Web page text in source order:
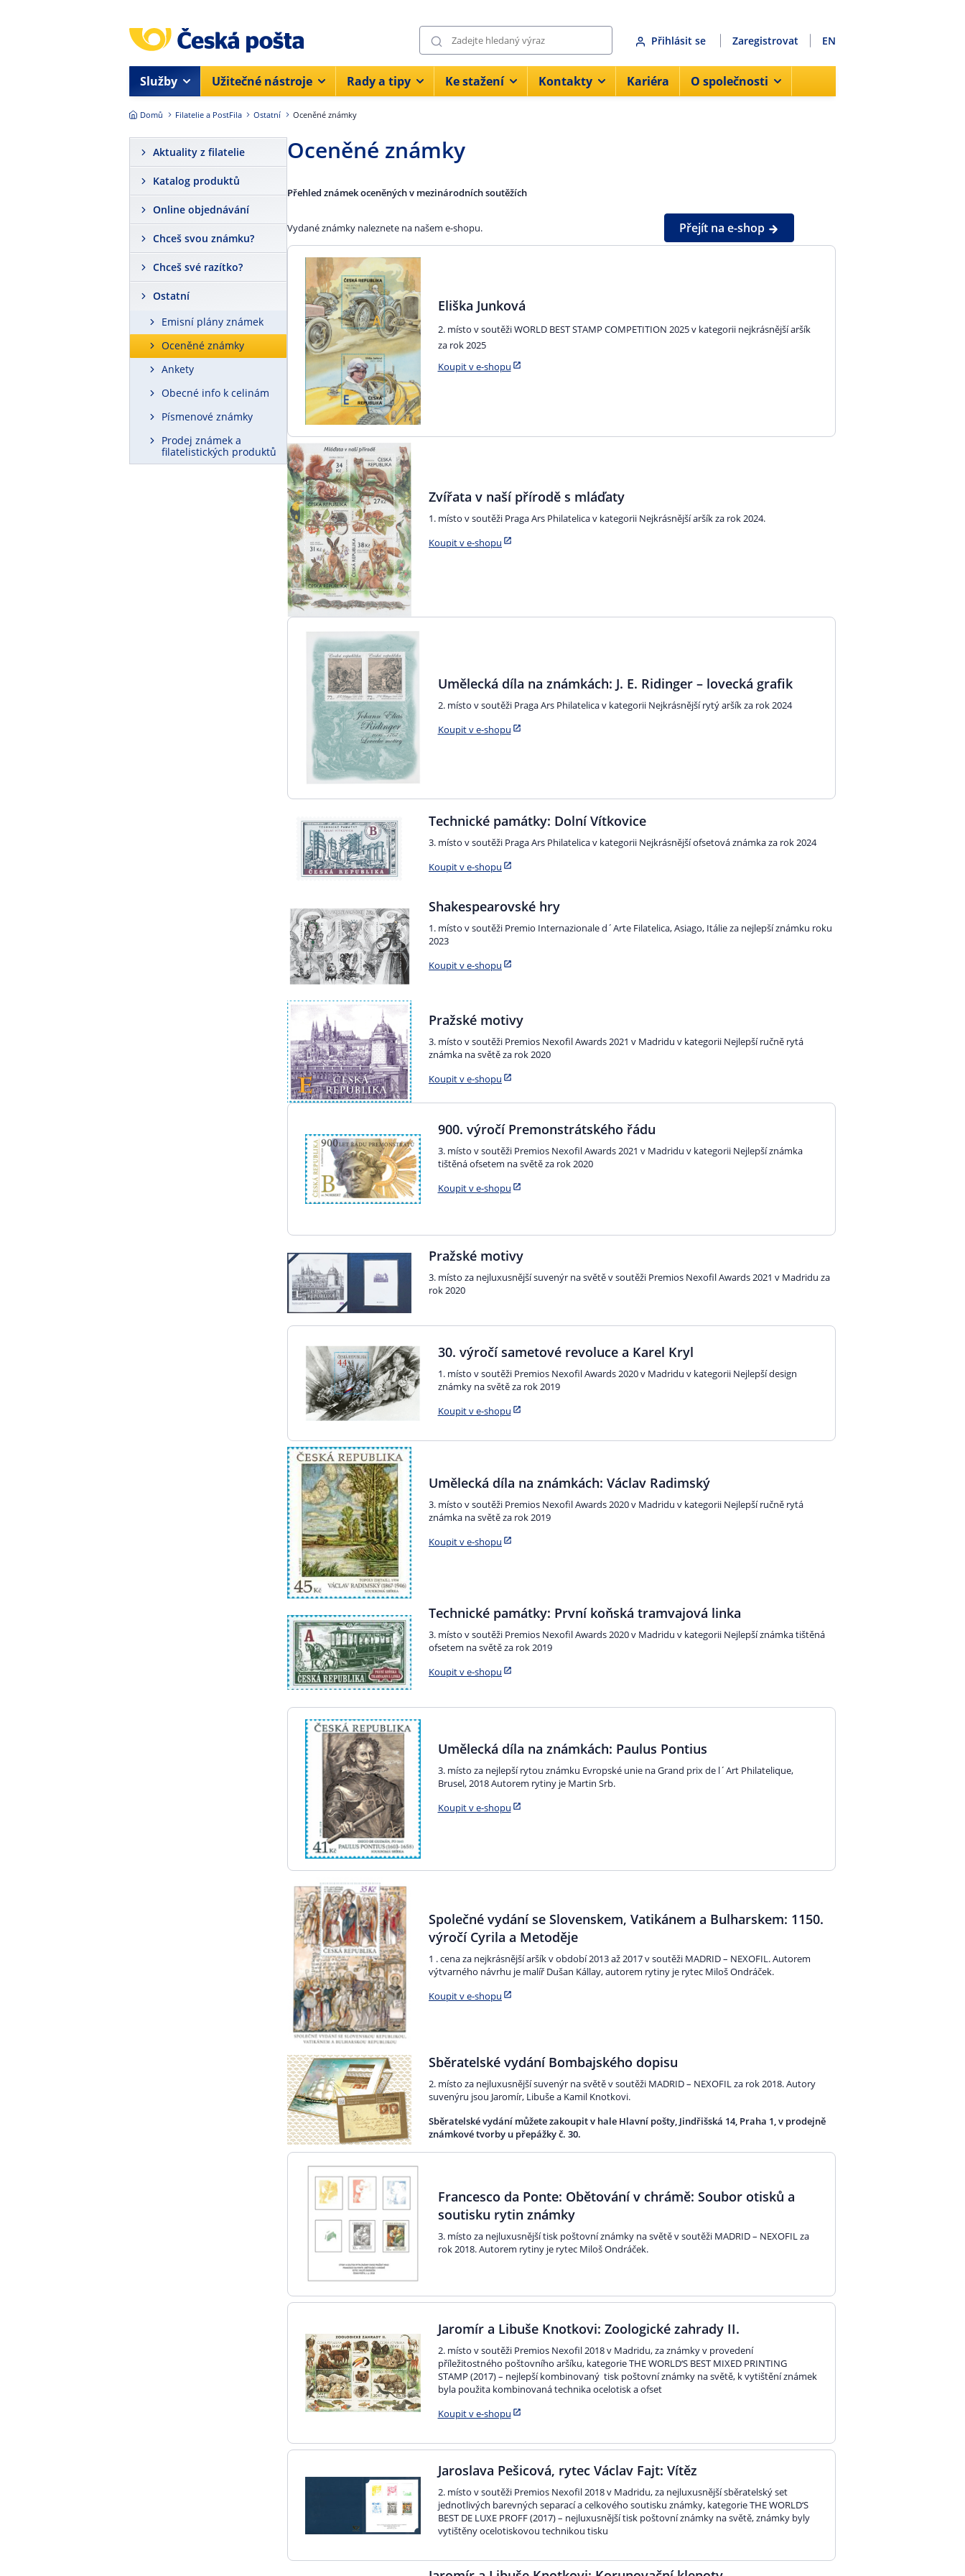
Přihlásit se Zaregistrovat EN
Služby Užitečné nástroje Rady a tipy Ke stažení Kontakty Kariéra O společnosti
Domů Filatelie a PostFila Ostatní Oceněné známky
Aktuality z filatelie
Katalog produktů
Online objednávání
Chceš svou známku?
Chceš své razítko?
Ostatní
Emisní plány známek
Oceněné známky
Ankety
Obecné info k celinám
Písmenové známky
Prodej známek a
filatelistických produktů
Oceněné známky
Přehled známek oceněných v mezinárodních soutěžích
Vydané známky naleznete na našem e-shopu. Přejít na e-shop
Eliška Junková
2. místo v soutěži WORLD BEST STAMP COMPETITION 2025 v kategorii nejkrásnější aršík
za rok 2025
Koupit v e-shopu
Zvířata v naší přírodě s mláďaty
1. místo v soutěži Praga Ars Philatelica v kategorii Nejkrásnější aršík za rok 2024.
Koupit v e-shopu
Umělecká díla na známkách: J. E. Ridinger – lovecká grafik
2. místo v soutěži Praga Ars Philatelica v kategorii Nejkrásnější rytý aršík za rok 2024
Koupit v e-shopu
Technické památky: Dolní Vítkovice
3. místo v soutěži Praga Ars Philatelica v kategorii Nejkrásnější ofsetová známka za rok 2024
Koupit v e-shopu
Shakespearovské hry
1. místo v soutěži Premio Internazionale d´Arte Filatelica, Asiago, Itálie za nejlepší známku roku
2023
Koupit v e-shopu
Pražské motivy
3. místo v soutěži Premios Nexofil Awards 2021 v Madridu v kategorii Nejlepší ručně rytá
známka na světě za rok 2020
Koupit v e-shopu
900. výročí Premonstrátského řádu
3. místo v soutěži Premios Nexofil Awards 2021 v Madridu v kategorii Nejlepší známka
tištěná ofsetem na světě za rok 2020
Koupit v e-shopu
Pražské motivy
3. místo za nejluxusnější suvenýr na světě v soutěži Premios Nexofil Awards 2021 v Madridu za
rok 2020
30. výročí sametové revoluce a Karel Kryl
1. místo v soutěži Premios Nexofil Awards 2020 v Madridu v kategorii Nejlepší design
známky na světě za rok 2019
Koupit v e-shopu
Umělecká díla na známkách: Václav Radimský
3. místo v soutěži Premios Nexofil Awards 2020 v Madridu v kategorii Nejlepší ručně rytá
známka na světě za rok 2019
Koupit v e-shopu
Technické památky: První koňská tramvajová linka
3. místo v soutěži Premios Nexofil Awards 2020 v Madridu v kategorii Nejlepší známka tištěná
ofsetem na světě za rok 2019
Koupit v e-shopu
Umělecká díla na známkách: Paulus Pontius
3. místo za nejlepší rytou známku Evropské unie na Grand prix de l´Art Philatelique,
Brusel, 2018 Autorem rytiny je Martin Srb.
Koupit v e-shopu
Společné vydání se Slovenskem, Vatikánem a Bulharskem: 1150.
výročí Cyrila a Metoděje
1 . cena za nejkrásnější aršík v období 2013 až 2017 v soutěži MADRID – NEXOFIL. Autorem
výtvarného návrhu je malíř Dušan Kállay, autorem rytiny je rytec Miloš Ondráček.
Koupit v e-shopu
Sběratelské vydání Bombajského dopisu
2. místo za nejluxusnější suvenýr na světě v soutěži MADRID – NEXOFIL za rok 2018. Autory
suvenýru jsou Jaromír, Libuše a Kamil Knotkovi.
Sběratelské vydání můžete zakoupit v hale Hlavní pošty, Jindřišská 14, Praha 1, v prodejně
známkové tvorby u přepážky č. 30.
Francesco da Ponte: Obětování v chrámě: Soubor otisků a
soutisku rytin známky
3. místo za nejluxusnější tisk poštovní známky na světě v soutěži MADRID – NEXOFIL za
rok 2018. Autorem rytiny je rytec Miloš Ondráček.
Jaromír a Libuše Knotkovi: Zoologické zahrady II.
2. místo v soutěži Premios Nexofil 2018 v Madridu, za známky v provedení
příležitostného poštovního aršíku, kategorie THE WORLD‘S BEST MIXED PRINTING
STAMP (2017) – nejlepší kombinovaný tisk poštovní známky na světě, k vytištění známek
byla použita kombinovaná technika ocelotisk a ofset
Koupit v e-shopu
Jaroslava Pešicová, rytec Václav Fajt: Vítěz
2. místo v soutěži Premios Nexofil 2018 v Madridu, za nejluxusnější sběratelský set
jednotlivých barevných separací a celkového soutisku známky, kategorie THE WORLD‘S
BEST DE LUXE PROFF (2017) – nejluxusnější tisk poštovní známky na světě, známky byly
vytištěny ocelotiskovou technikou tisku